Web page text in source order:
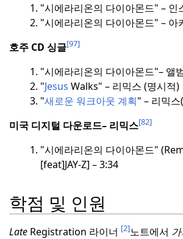
"시에라리온의 다이아몬드" – 인
"시에라리온의 다이아몬드" – 아
호주 CD 싱글[97]
"시에라리온의 다이아몬드"– 앨
"Jesus Walks" – 리믹스 (명시적)
"새로운 워크아웃 계획" – 리믹
미국 디지털 다운로드– 리믹스[82]
"시에라리온의 다이아몬드"
[feat]JAY-Z] – 3:34
학점 및 인원
Late Registration 라이너 [2]노트에서